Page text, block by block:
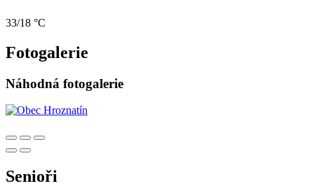
33/18 °C
Fotogalerie
Náhodná fotogalerie
Senioři